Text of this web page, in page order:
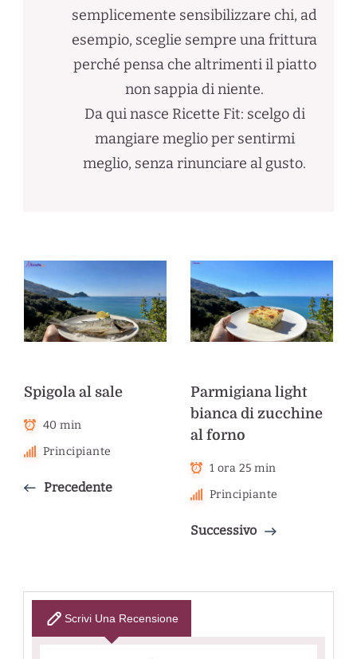
semplicemente sensibilizzare chi, ad
esempio, sceglie sempre una frittura
perché pensa che altrimenti il piatto
non sappia di niente.
Da qui nasce Ricette Fit: scelgo di
mangiare meglio per sentirmi
meglio, senza rinunciare al gusto.
Spigola al sale
40 min
Principiante
Precedente
Parmigiana light
bianca di zucchine
al forno
1 ora 25 min
Principiante
Successivo
Scrivi Una Recensione